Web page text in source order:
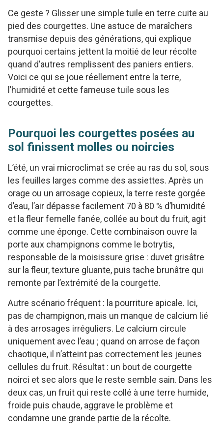
Ce geste ? Glisser une simple tuile en terre cuite au
pied des courgettes. Une astuce de maraîchers
transmise depuis des générations, qui explique
pourquoi certains jettent la moitié de leur récolte
quand d’autres remplissent des paniers entiers.
Voici ce qui se joue réellement entre la terre,
l’humidité et cette fameuse tuile sous les
courgettes.
Pourquoi les courgettes posées au
sol finissent molles ou noircies
L’été, un vrai microclimat se crée au ras du sol, sous
les feuilles larges comme des assiettes. Après un
orage ou un arrosage copieux, la terre reste gorgée
d’eau, l’air dépasse facilement 70 à 80 % d’humidité
et la fleur femelle fanée, collée au bout du fruit, agit
comme une éponge. Cette combinaison ouvre la
porte aux champignons comme le botrytis,
responsable de la moisissure grise : duvet grisâtre
sur la fleur, texture gluante, puis tache brunâtre qui
remonte par l’extrémité de la courgette.
Autre scénario fréquent : la pourriture apicale. Ici,
pas de champignon, mais un manque de calcium lié
à des arrosages irréguliers. Le calcium circule
uniquement avec l’eau ; quand on arrose de façon
chaotique, il n’atteint pas correctement les jeunes
cellules du fruit. Résultat : un bout de courgette
noirci et sec alors que le reste semble sain. Dans les
deux cas, un fruit qui reste collé à une terre humide,
froide puis chaude, aggrave le problème et
condamne une grande partie de la récolte.